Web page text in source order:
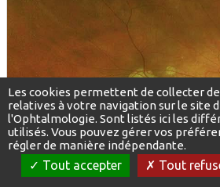
Les cookies permettent de collecter
relatives à votre navigation sur le site
l'Ophtalmologie. Sont listés ici les
utilisés. Vous pouvez gérer vos
régler de manière indépendante.
Tout accepter Tout